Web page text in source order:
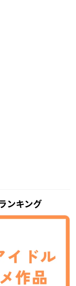
ンキング